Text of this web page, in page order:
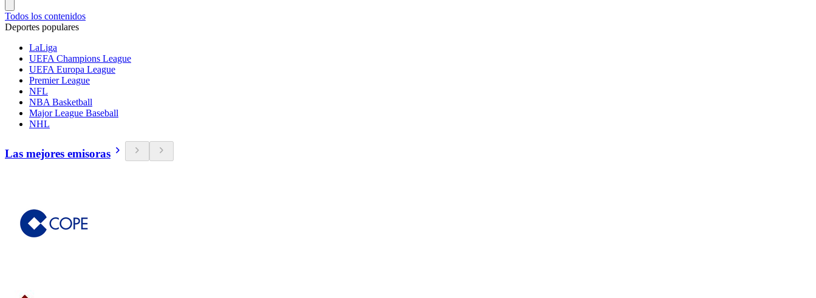
Todos los contenidos
Deportes populares
LaLiga
UEFA Champions League
UEFA Europa League
Premier League
NFL
NBA Basketball
Major League Baseball
NHL
Las mejores emisoras